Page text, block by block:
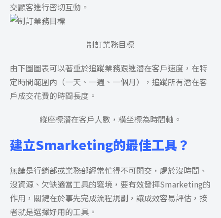
交顧客進行密切互動。
制訂業務目標
由下圖圖表可以著重於追蹤業務跟進潛在客戶速度，在特
定時間範圍內（一天、一週、一個月），追蹤所有潛在客
戶成交花費的時間長度。
縱座標潛在客戶人數，橫坐標為時間軸。
建立Smarketing的最佳工具？
無論是行銷部或業務部經常忙得不可開交，處於沒時間、
沒資源、欠缺適當工具的窘境，要有效發揮Smarketing的
作用，關鍵在於事先完成流程規劃，讓成效容易評估，接
者就是選擇好用的工具。